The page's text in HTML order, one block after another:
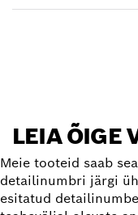
LEIA ÕIGE
Meie tooteid saab
detailinumbri järgi
esitatud